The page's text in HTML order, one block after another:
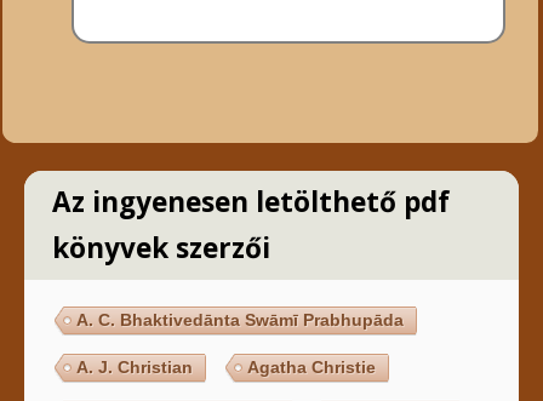
Az ingyenesen letölthető pdf
könyvek szerzői
A. C. Bhaktivedānta Swāmī Prabhupāda
A. J. Christian Agatha Christie